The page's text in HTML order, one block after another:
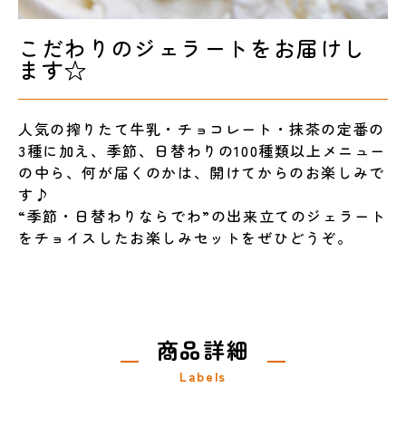
こだわりのジェラートをお届けし
ます☆
人気の搾りたて牛乳・チョコレート・抹茶の定番の
3種に加え、季節、日替わりの100種類以上メニュー
の中ら、何が届くのかは、開けてからのお楽しみで
す♪
“季節・日替わりならでわ”の出来立てのジェラート
をチョイスしたお楽しみセットをぜひどうぞ。
商品詳細
Labels